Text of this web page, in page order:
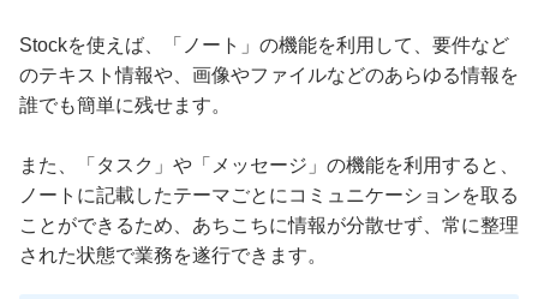
Stockを使えば、「ノート」の機能を利用して、要件など
のテキスト情報や、画像やファイルなどのあらゆる情報を
誰でも簡単に残せます。
また、「タスク」や「メッセージ」の機能を利用すると、
ノートに記載したテーマごとにコミュニケーションを取る
ことができるため、あちこちに情報が分散せず、常に整理
された状態で業務を遂行できます。